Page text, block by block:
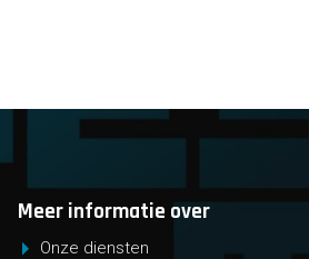
Meer informatie over
Onze diensten